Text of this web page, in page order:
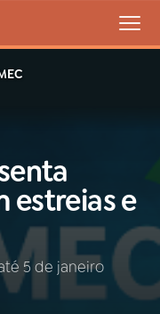
AO VIVO
estreias e
5 de janeiro